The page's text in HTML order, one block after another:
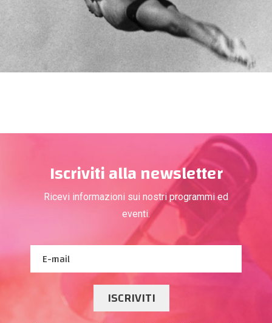
Iscriviti alla newsletter
Ricevi informazioni sui nostri programmi ed
eventi.
ISCRIVITI